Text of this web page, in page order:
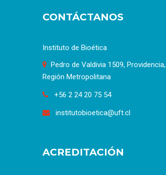
CONTÁCTANOS
Instituto de Bioética
Pedro de Valdivia 1509, Providencia,
Región Metropolitana
+56 2 24 20 75 54
institutobioetica@uft.cl
ACREDITACIÓN